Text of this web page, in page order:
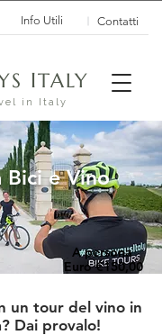
ITALY
in Italy
Info Utili Contatti
Bici e Vino
A persona
Euro €150,00
un tour del vino in
Dai provalo!